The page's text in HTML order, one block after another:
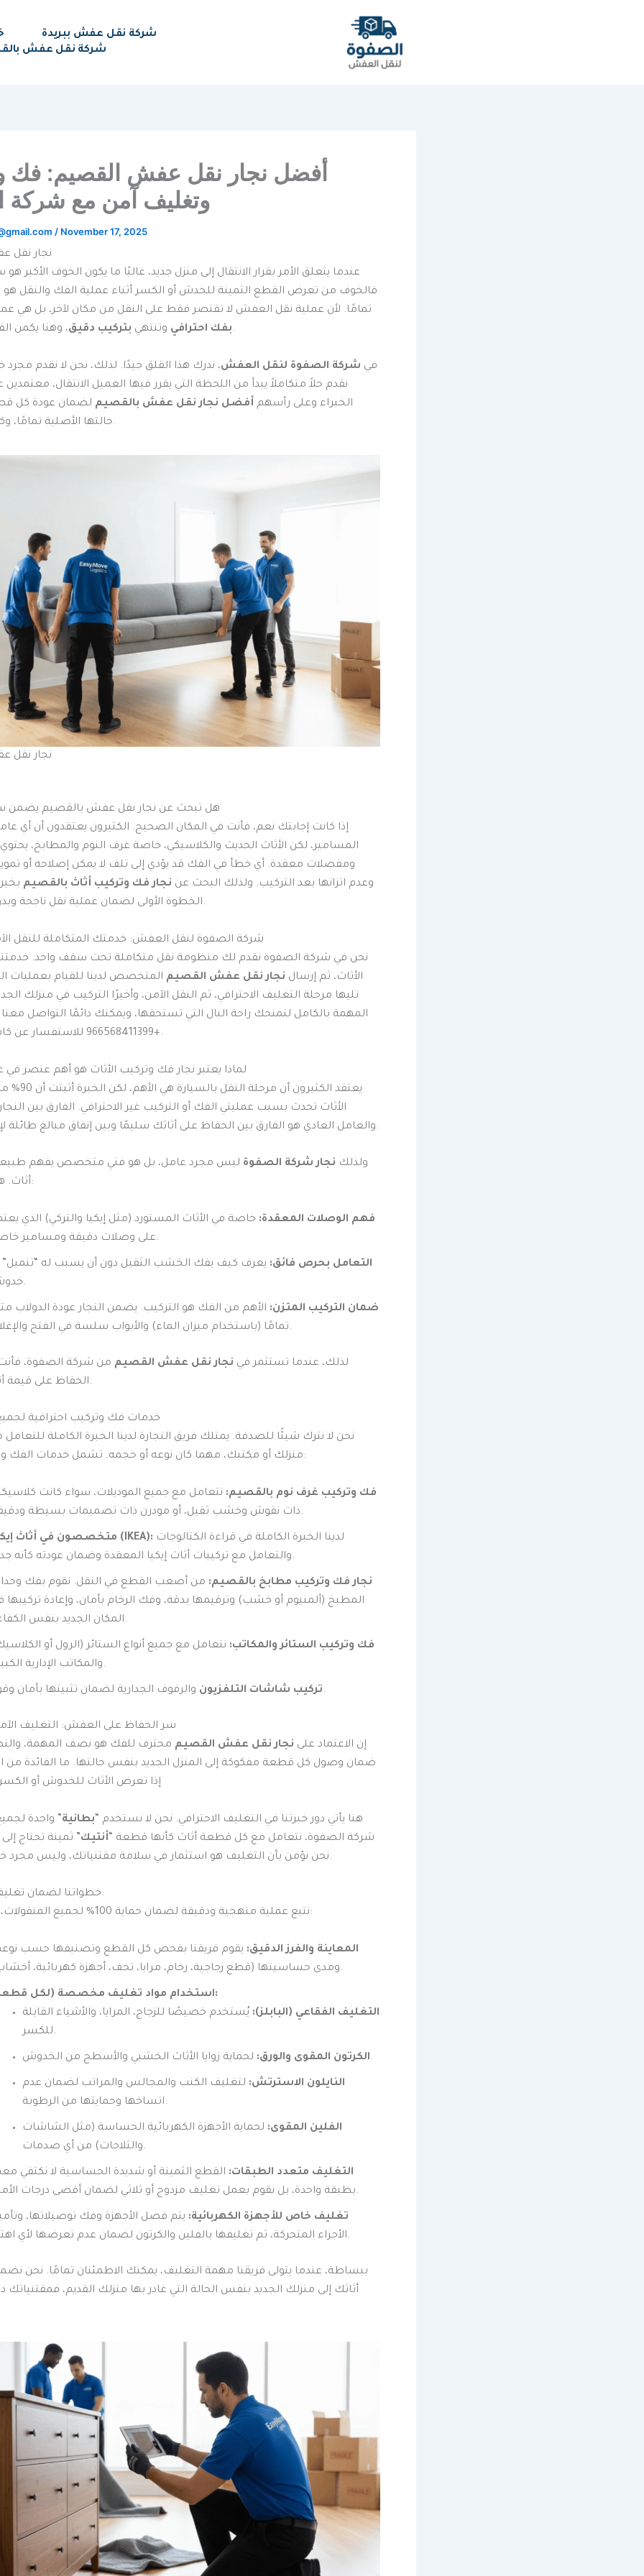
شركة نقل عفش ببريدة
شركة نقل عفش
أفضل نجار نقل عفش القصيم: فك
وتغليف آمن مع شركة
/ November 17, 2025
نجار نقل
عندما يتعلق الأمر بقرار الانتقال إلى منزل جديد، غالبًا ما يكون الخوف الأكبر هو
فالخوف من تعرض القطع الثمينة للخدش أو الكسر أثناء عملية الفك والنقل
تمامًا. لأن عملية نقل العفش لا تقتصر فقط على النقل من مكان لآخر، بل هي
بفك احترافي وتنتهي بتركيب دقيق ، وهنا يكمن الفارق الحقيقي.
في شركة الصفوة لنقل العفش، ندرك هذا القلق جيدًا. لذلك، نحن لا نقدم مجرد
نقدم حلاً متكاملاً يبدأ من اللحظة التي يقرر فيها العميل الانتقال،
الخبراء وعلى رأسهم أفضل نجار نقل عفش بالقصيم لضمان عودة كل
حالتها الأصلية تمامًا، وكأنها لم تُنقل.
نجار نقل
هل تبحث عن نجار نقل عفش بالقصيم يضمن
إذا كانت إجابتك نعم، فأنت في المكان الصحيح. الكثيرون يعتقدون أن أي
المسامير، لكن الأثاث الحديث والكلاسيكي، خاصة غرف النوم والمطابخ،
ومفصلات معقدة. أي خطأ في الفك قد يؤدي إلى تلف لا يمكن إصلاحه أو
وعدم اتزانها بعد التركيب. ولذلك البحث عن نجار فك وتركيب أثاث بالقصيم
الخطوة الأولى لضمان عملية نقل ناجحة وبدون أي خسائر.
شركة الصفوة لنقل العفش: خدمتك المتكاملة للنقل
نحن في شركة الصفوة نقدم لك منظومة نقل متكاملة تحت سقف واحد.
الأثاث، ثم إرسال نجار نقل عفش القصيم المتخصص لدينا للقيام بعمليات
تليها مرحلة التغليف الاحترافي، ثم النقل الآمن، وأخيرًا التركيب في منزلك
المهمة بالكامل لنمنحك راحة البال التي تستحقها، ويمكنك دائمًا التواصل
+966568411399 للاستفسار عن كافة التفاصيل.
لماذا يعتبر نجار فك وتركيب الأثاث هو أهم عنصر في
يعتقد الكثيرون أن
الأثاث تحدث بسبب عمليتي الفك أو التركيب غير الاحترافي. الفارق بين
والعامل العادي هو الفارق بين الحفاظ على أثاثك سليمًا وبين إنفاق مبالغ طائلة لإصلاحه لاحقًا.
ولذلك نجار شركة الصفوة ليس مجرد عامل، بل هو فني متخصص يفهم
أثاث. هو مدرب على:
فهم الوصلات المعقدة: خاصة في الأثاث المستورد (مثل إيكيا والتركي) الذي
على وصلات دقيقة ومسامير خاصة.
التعامل بحرص فائق: يعرف كيف يفك الخشب الثقيل دون أن يسبب له “تنميل”
خدوش.
ضمان التركيب المتزن: الأهم من الفك هو التركيب. يضمن النجار عودة الدولاب
تمامًا (باستخدام ميزان الماء) والأبواب سلسة في الفتح والإغلاق.
لذلك، عندما تستثمر في نجار نقل عفش القصيم من شركة الصفوة،
الحفاظ على قيمة أثاثك ومنزلك.
خدمات فك وتركيب احترافية لجميع
نحن لا نترك شيئًا للصدفة. يمتلك فريق النجارة لدينا الخبرة الكاملة
منزلك أو مكتبك، مهما كان نوعه أو حجمه. تشمل خدمات الفك والتركيب لدينا:
فك وتركيب غرف نوم بالقصيم: نتعامل مع جميع الموديلات، سواء كانت
ذات نقوش وخشب ثقيل، أو مودرن ذات تصميمات بسيطة ودقيقة.
متخصصون في أثاث إيكيا (IKEA):
والتعامل مع تركيبات أثاث إيكيا المعقدة وضمان عودته كأنه جديد.
نجار فك وتركيب مطابخ بالقصيم: من أصعب القطع في النقل. نقوم بفك
المطبخ (ألمنيوم أو خشب) وترقيمها بدقة، وفك الرخام بأمان، وإعادة تركيبها
المكان الجديد بنفس الكفاءة.
فك وتركيب الستائر والمكاتب: نتعامل مع جميع أنواع الستائر (الرول أو
والمكاتب الإدارية الكبيرة.
تركيب شاشات التلفزيونوالرفوف الجدارية لضمان تثبيتها بأمان وقوة.
سر الحفاظ على العفش: التغليف
إن الاعتماد على نجار نقل عفش القصيم محترف للفك هو نصف المهمة،
ضمان وصول كل قطعة مفكوكة إلى المنزل الجديد بنفس حالتها. ما الفائدة من
إذا تعرض الأثاث للخدوش أو الكسر
هنا يأتي دور خبرتنا في التغليف الاحترافي. نحن لا نستخدم “ بطانية ” واحدة
شركة الصفوة، نتعامل مع كل قطعة أثاث كأنها قطعة “ أنتيك ” ثمينة تحتاج
نحن نؤمن بأن التغليف هو استثمار في سلامة مقتنياتك، وليس مجرد خطوة روتينية.
خطواتنا لضمان تغليف أثاث ممتاز:
نتبع عملية منهجية ودقيقة لضمان حماية 100% لجميع المنقولات، وتتم كالتالي:
المعاينة والفرز الدقيق: يقوم فريقنا بفحص كل القطع وتصنيفها حسب
ومدى حساسيتها (قطع زجاجية، رخام، مرايا، تحف، أجهزة كهربائية، أخشاب).
استخدام مواد تغليف مخصصة (لكل قطعة):
التغليف الفقاعي (البابلز): يُستخدم خصيصًا للزجاج، المرايا، والأشياء القابلة
للكسر.
الكرتون المقوى والورق:لحماية زوايا الأثاث الخشبي والأسطح من الخدوش.
النايلون الاسترتش: لتغليف الكنب والمجالس والمراتب لضمان عدم
اتساخها وحمايتها من الرطوبة.
الفلين المقوى: لحماية الأجهزة الكهربائية الحساسة (مثل الشاشات
والثلاجات) من أي صدمات.
التغليف متعدد الطبقات: القطع الثمينة أو شديدة الحساسية لا نكتفي
بطبقة واحدة، بل نقوم بعمل تغليف مزدوج أو ثلاثي لضمان أقصى درجات الأمان.
تغليف خاص للأجهزة الكهربائية: يتم فصل الأجهزة وفك توصيلاتها،
الأجزاء المتحركة، ثم تغليفها بالفلين والكرتون لضمان عدم تعرضها لأي اهتزاز.
ببساطة، عندما يتولى فريقنا مهمة التغليف، يمكنك الاطمئنان تمامًا. نحن
أثاثك إلى منزلك الجديد بنفس الحالة التي غادر بها منزلك القديم، فمقتنياتك